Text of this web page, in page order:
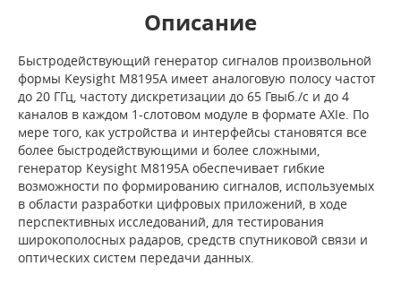
Описание
Быстродействующий генератор сигналов произвольной
формы Keysight M8195A имеет аналоговую полосу частот
до 20 ГГц, частоту дискретизации до 65 Гвыб./с и до 4
каналов в каждом 1-слотовом модуле в формате AXIe. По
мере того, как устройства и интерфейсы становятся все
более быстродействующими и более сложными,
генератор Keysight M8195A обеспечивает гибкие
возможности по формированию сигналов, используемых
в области разработки цифровых приложений, в ходе
перспективных исследований, для тестирования
широкополосных радаров, средств спутниковой связи и
оптических систем передачи данных.